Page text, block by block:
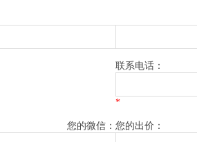
联系电话：
*
您的微信： 您的出价：